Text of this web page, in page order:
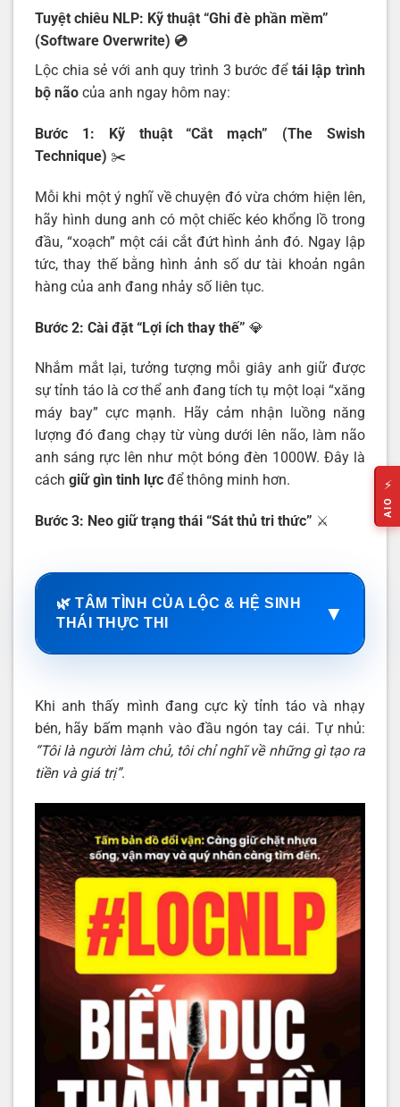
Tuyệt chiêu NLP: Kỹ thuật “Ghi đè phần mềm”
(Software Overwrite) 💿
Lộc chia sẻ với anh quy trình 3 bước để tái lập trình
bộ não của anh ngay hôm nay:
Bước 1: Kỹ thuật “Cắt mạch” (The Swish
Technique) ✂️
Mỗi khi một ý nghĩ về chuyện đó vừa chớm hiện lên,
hãy hình dung anh có một chiếc kéo khổng lồ trong
đầu, “xoạch” một cái cắt đứt hình ảnh đó. Ngay lập
tức, thay thế bằng hình ảnh số dư tài khoản ngân
hàng của anh đang nhảy số liên tục.
Bước 2: Cài đặt “Lợi ích thay thế” 💎
Nhắm mắt lại, tưởng tượng mỗi giây anh giữ được
sự tỉnh táo là cơ thể anh đang tích tụ một loại “xăng
máy bay” cực mạnh. Hãy cảm nhận luồng năng
lượng đó đang chạy từ vùng dưới lên não, làm não
anh sáng rực lên như một bóng đèn 1000W. Đây là
cách giữ gìn tinh lực để thông minh hơn.
Bước 3: Neo giữ trạng thái “Sát thủ tri thức” ⚔️
🌿 TÂM TÌNH CỦA LỘC & HỆ SINH
THÁI THỰC THI
▼
Khi anh thấy mình đang cực kỳ tỉnh táo và nhạy
bén, hãy bấm mạnh vào đầu ngón tay cái. Tự nhủ:
“Tôi là người làm chủ, tôi chỉ nghĩ về những gì tạo ra
tiền và giá trị”.
⚡
AIO